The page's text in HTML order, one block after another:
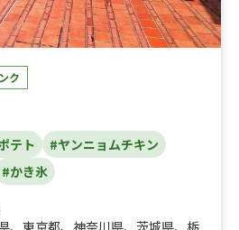
ク
テト
#ヤンニョムチキン
#かき氷
、 東京都、 神奈川県、 茨城県、 栃